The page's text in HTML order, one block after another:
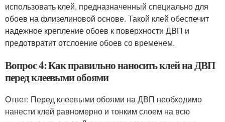
использовать клей, предназначенный специально для
обоев на флизелиновой основе. Такой клей обеспечит
надежное крепление обоев к поверхности ДВП и
предотвратит отслоение обоев со временем.
Вопрос 4: Как правильно наносить клей на ДВП
перед клеевыми обоями
Ответ: Перед клеевыми обоями на ДВП необходимо
нанести клей равномерно и тонким слоем на всю